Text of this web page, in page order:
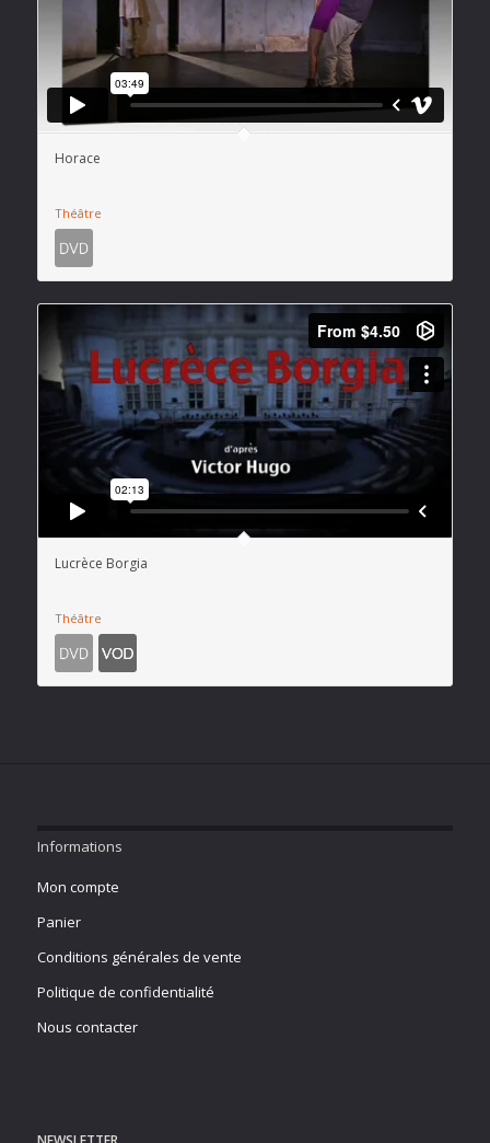
Horace
Théâtre
Lucrèce Borgia
Théâtre
Informations
Mon compte
Panier
Conditions générales de vente
Politique de confidentialité
Nous contacter